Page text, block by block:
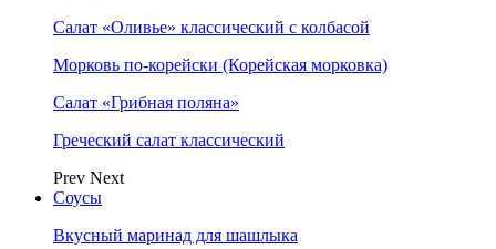
Салат «Оливье» классический с колбасой
Морковь по-корейски (Корейская морковка)
Салат «Грибная поляна»
Греческий салат классический
Prev Next
Соусы
Вкусный маринад для шашлыка